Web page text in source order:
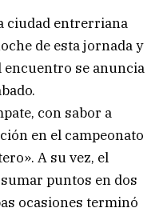
ciudad entrerriana
de esta jornada y
encuentro se anuncia
con sabor a
en el campeonato
A su vez, el
puntos en dos
ocasiones terminó